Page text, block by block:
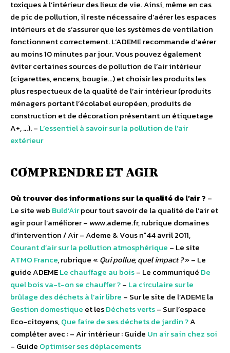
toxiques à l’intérieur des lieux de vie. Ainsi, même en cas
de pic de pollution, il reste nécessaire d’aérer les espaces
intérieurs et de s’assurer que les systèmes de ventilation
fonctionnent correctement. L’ADEME recommande d’aérer
au moins 10 minutes par jour. Vous pouvez également
éviter certaines sources de pollution de l’air intérieur
(cigarettes, encens, bougie…) et choisir les produits les
plus respectueux de la qualité de l’air intérieur (produits
ménagers portant l’écolabel européen, produits de
construction et de décoration présentant un étiquetage
A+, …). – L’essentiel à savoir sur la pollution de l’air
extérieur
COMPRENDRE ET AGIR
Où trouver des informations sur la qualité de l’air ? –
Le site web Buld’Airpour tout savoir de la qualité de l’air et
agir pour l’améliorer – www.ademe.fr, rubrique domaines
d’intervention / Air – Ademe & Vous n°44 avril 2011,
Courant d’air sur la pollution atmosphérique – Le site
ATMO France, rubrique « Qui pollue, quel impact ?» – Le
guide ADEMELe chauffage au bois– Le communiqué De
quel bois va-t-on se chauffer ?– La circulaire sur le
brûlage des déchets à l’air libre – Sur le site de l’ADEME la
Gestion domestique et lesDéchets verts– Sur l’espace
Eco-citoyens,Que faire de ses déchets de jardin ?A
compléter avec : – Air intérieur : Guide Un air sain chez soi
– Guide Optimiser ses déplacements